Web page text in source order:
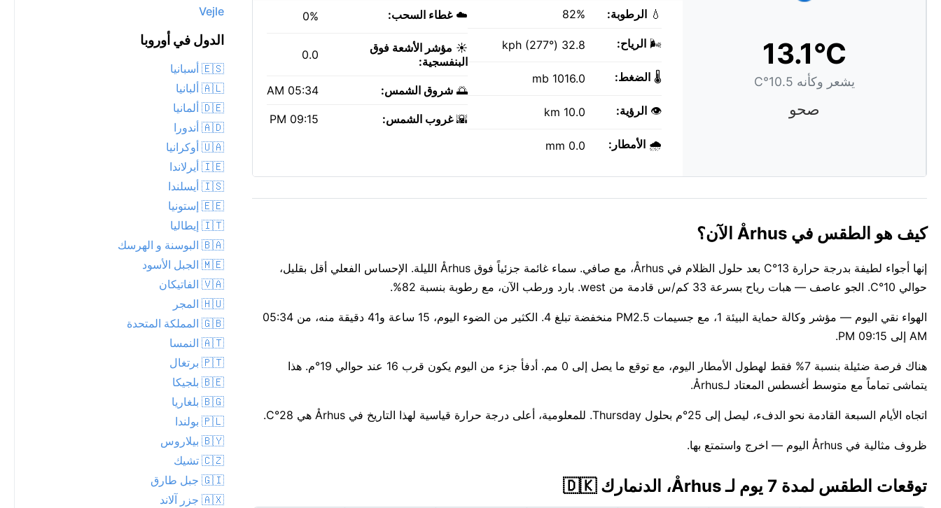
13.1°C
يشعر وكأنه 10.5°C
صحو
💧 الرطوبة: 82%
🌬️ الرياح: 32.8 kph (277°)
🌡️ الضغط: 1016.0 mb
👁️ الرؤية: 10.0 km
🌧️ الأمطار: 0.0 mm
☁️غطاء السحب: 0%
☀️ مؤشر الأشعة فوق
البنفسجية:
0.0
🌅 شروق الشمس: 05:34 AM
🌇غروب الشمس: 09:15 PM
كيف هو الطقس في Århus الآن؟
إنها أجواء لطيفة بدرجة حرارة 13°C بعد حلول الظلام في Århus، مع صافي. سماء غائمة جزئياً فوق Århus الليلة. الإحساس الفعلي أقل بقليل،
حوالي 10°C. الجو عاصف — هبات رياح بسرعة 33 كم/س قادمة من west. بارد ورطب الآن، مع رطوبة بنسبة 82%.
الهواء نقي اليوم — مؤشر وكالة حماية البيئة 1، مع جسيمات PM2.5 منخفضة تبلغ 4. الكثير من الضوء اليوم، 15 ساعة و41 دقيقة منه، من 05:34
AM إلى 09:15 PM.
هناك فرصة ضئيلة بنسبة 7% فقط لهطول الأمطار اليوم، مع توقع ما يصل إلى 0 مم. أدفأ جزء من اليوم يكون قرب 16 عند حوالي 19°م. هذا
يتماشى تماماً مع متوسط أغسطس المعتاد لـÅrhus.
اتجاه الأيام السبعة القادمة نحو الدفء، ليصل إلى 25°م بحلول Thursday. للمعلومية، أعلى درجة حرارة قياسية لهذا التاريخ في Århus هي 28°C.
ظروف مثالية في Århus اليوم — اخرج واستمتع بها.
توقعات الطقس لمدة 7 يوم لـ Århus، الدنمارك 🇩🇰
Vejle
الدول في أوروبا
🇪🇸 أسبانيا
🇦🇱 ألبانيا
🇩🇪 ألمانيا
🇦🇩 أندورا
🇺🇦 أوكرانيا
🇮🇪 أيرلاندا
🇮🇸 أيسلندا
🇪🇪 إستونيا
🇮🇹 إيطاليا
🇧🇦 البوسنة و الهرسك
🇲🇪 الجبل الأسود
🇻🇦 الفاتيكان
🇭🇺 المجر
🇬🇧 المملكة المتحدة
🇦🇹 النمسا
🇵🇹 برتغال
🇧🇪 بلجيكا
🇧🇬 بلغاريا
🇵🇱 بولندا
🇧🇾 بيلاروس
🇨🇿 تشيك
🇬🇮 جبل طارق
🇦🇽 جزر آلاند